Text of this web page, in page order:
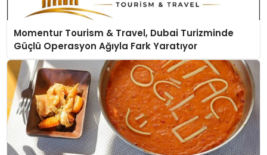
Momentur Tourism & Travel, Dubai Turizminde
Güçlü Operasyon Ağıyla Fark Yaratıyor